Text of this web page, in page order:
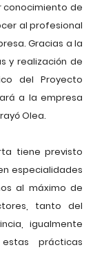
conocimiento de
al profesional
Gracias a la
y realización de
del Proyecto
a la empresa
Olea.
tiene previsto
especialidades
al máximo de
tanto del
igualmente
prácticas